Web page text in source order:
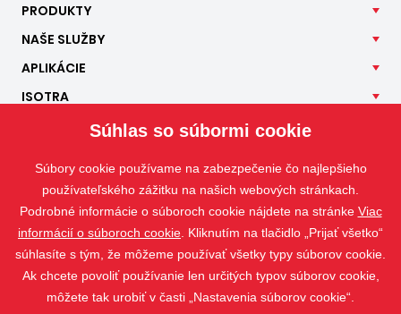
PRODUKTY
NAŠE SLUŽBY
APLIKÁCIE
ISOTRA
Súhlas so súbormi cookie
Súbory cookie používame na zabezpečenie čo najlepšieho
používateľského zážitku na našich webových stránkach.
Podrobné informácie o súboroch cookie nájdete na stránke Viac
informácií o súboroch cookie . Kliknutím na tlačidlo „Prijať všetko“
súhlasíte s tým, že môžeme používať všetky typy súborov cookie.
Ak chcete povoliť používanie len určitých typov súborov cookie,
môžete tak urobiť v časti „Nastavenia súborov cookie“.